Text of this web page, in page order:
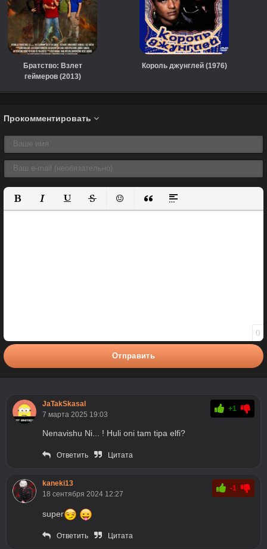
Братство: Взлет
геймеров (2013)
Король джунглей (1976)
Прокомментировать
Полужирный
КурсивПодчеркнутый
ЗачеркнутыйВставить смайлик
Вставка цитаты
Вставка спойлера
0
Отправить
JaTakSkasal
7 марта 2025 19:03
+1
Nenavishu Ni... ! Huli oni tam tipa elfi?
Ответить Цитата
kaneki13
18 сентября 2024 12:27
-1
super
Ответить Цитата